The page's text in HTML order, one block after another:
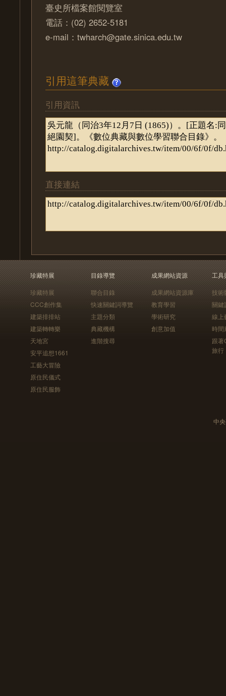
臺史所檔案館閱覽室
電話：(02) 2652-5181
e-mail：twharch@gate.sinica.edu.tw
引用這筆典藏
引用資訊
直接連結
珍藏特展
珍藏特展
CCC創作集
建築排排站
建築轉轉樂
天地宮
安平追想1661
工藝大冒險
原住民儀式
原住民服飾
目錄導覽
聯合目錄
快速關鍵詞導覽
主題分類
典藏機構
進階搜尋
成果網站資源
成果網站資源庫
教育學習
學術研究
創意加值
工具
技術
關鍵
線上
時間
跟
旅行
中